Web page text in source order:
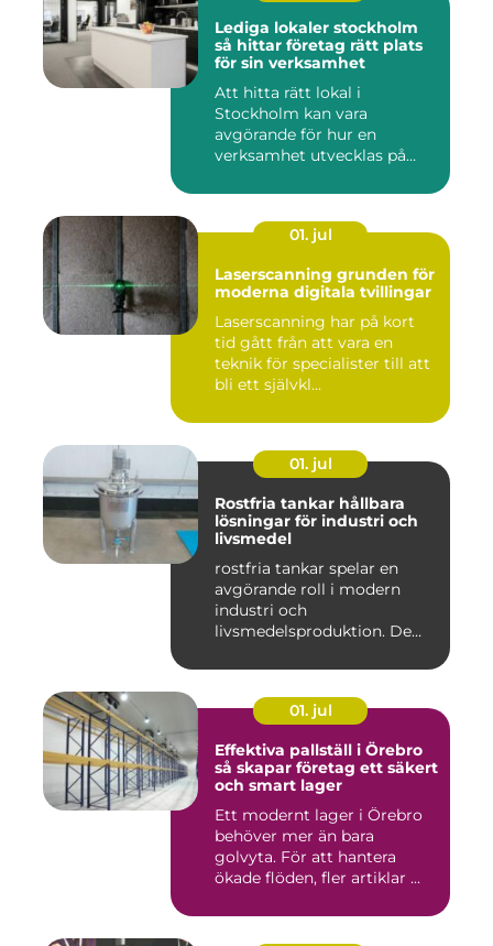
Lediga lokaler stockholm
så hittar företag rätt plats
för sin verksamhet
Att hitta rätt lokal i
Stockholm kan vara
avgörande för hur en
verksamhet utvecklas på
01. jul
Laserscanning grunden för
moderna digitala tvillingar
Laserscanning har på kort
tid gått från att vara en
teknik för specialister till att
bli ett självkl...
01. jul
Rostfria tankar hållbara
lösningar för industri och
livsmedel
rostfria tankar spelar en
avgörande roll i modern
industri och
livsmedelsproduktion. De
01. jul
Effektiva pallställ i Örebro
så skapar företag ett säkert
och smart lager
Ett modernt lager i Örebro
behöver mer än bara
golvyta. För att hantera
ökade flöden, fler artiklar ...